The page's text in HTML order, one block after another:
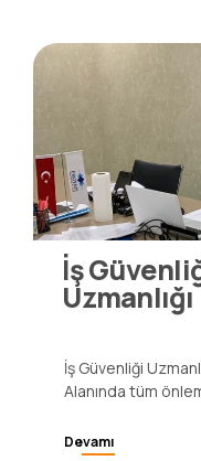
İş
Uzmanlığı
İş Güvenliği
Alanında tüm
Devamı